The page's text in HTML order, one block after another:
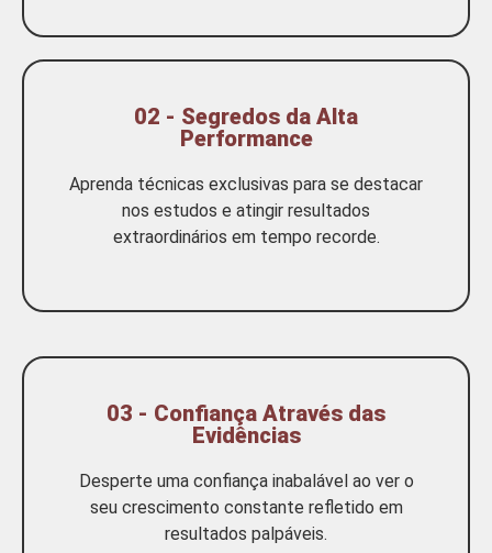
02 - Segredos da Alta
Performance
Aprenda técnicas exclusivas para se destacar
nos estudos e atingir resultados
extraordinários em tempo recorde.
03 - Confiança Através das
Evidências
Desperte uma confiança inabalável ao ver o
seu crescimento constante refletido em
resultados palpáveis.